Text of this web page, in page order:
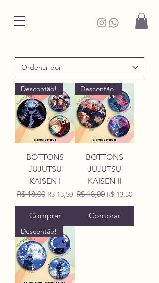
Descontão!
BOTTONS
JUJUTSU
KAISEN I
Preço normal
R$ 18,00 Preço promocional
R$ 13,50
Comprar
Descontão!
BOTTONS
JUJUTSU
KAISEN II
Preço normal
R$ 18,00 Preço
R$ 13,50
Comprar
Descontão!